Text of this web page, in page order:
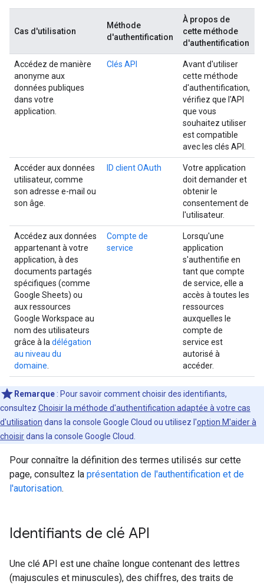
Cas d'utilisation
Méthode
d'authentification
À propos de
cette méthode
d'authentification
Accédez de manière
anonyme aux
données publiques
dans votre
application.
Clés API
Avant d'utiliser
cette méthode
d'authentification,
vérifiez que l'API
que vous
souhaitez utiliser
est compatible
avec les clés API.
Accéder aux données
utilisateur, comme
son adresse e-mail ou
son âge.
ID client OAuth
Votre application
doit demander et
obtenir le
consentement de
l'utilisateur.
Accédez aux données
appartenant à votre
application, à des
documents partagés
spécifiques (comme
Google Sheets) ou
aux ressources
Google Workspace au
nom des utilisateurs
grâce à la délégation
au niveau du
domaine
Compte de
service
Lorsqu'une
application
s'authentifie en
tant que compte
de service, elle a
accès à toutes les
ressources
auxquelles le
compte de
service est
autorisé à
accéder.
Remarque : Pour savoir comment choisir des identifiants,
consultez Choisir la méthode d'authentification adaptée à votre cas
d'utilisation dans la console Google Cloud ou utilisez l'option M'aider à
choisirdans la console Google Cloud.
Pour connaître la définition des termes utilisés sur cette
page, consultez la présentation de l'authentification et de
l'autorisation.
Identifiants de clé API
Une clé API est une chaîne longue contenant des lettres
(majuscules et minuscules), des chiffres, des traits de